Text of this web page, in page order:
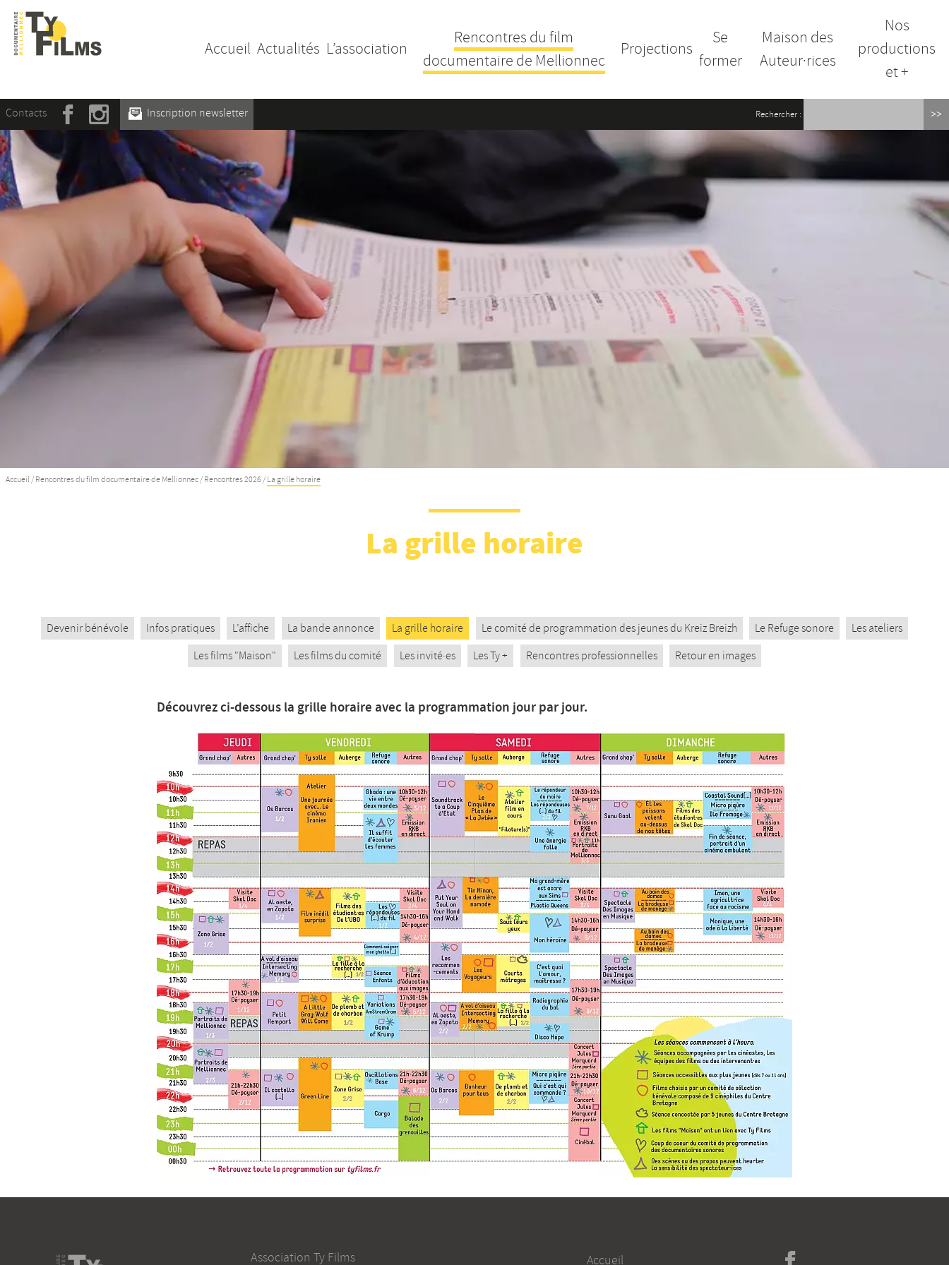
Accueil Actualités L’association
Rencontres du film
documentaire de Mellionnec
Projections
Se
former
Maison des
Auteur·rices
Nos
productions
et +
Contacts Inscription newsletter Rechercher :
Accueil / Rencontres du film documentaire de Mellionnec/ Rencontres 2026/ La grille horaire
La grille horaire
Devenir bénévole Infos pratiques L’affiche La bande annonce La grille horaire Le comité de programmation des jeunes du Kreiz Breizh Le Refuge sonore
Les ateliers
Les films "Maison"
Les films du comité Les invité·es Les Ty + Rencontres professionnelles Retour en images
Découvrez ci-dessous la grille horaire avec la programmation jour par jour.
Association Ty Films Accueil